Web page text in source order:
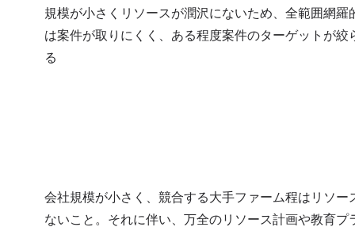
規模が小さくリソースが潤沢にないため、全範囲網羅
は案件が取りにくく、ある程度案件のターゲットが絞
る
会社規模が小さく、競合する大手ファーム程はリソー
ないこと。それに伴い、万全のリソース計画や教育プ